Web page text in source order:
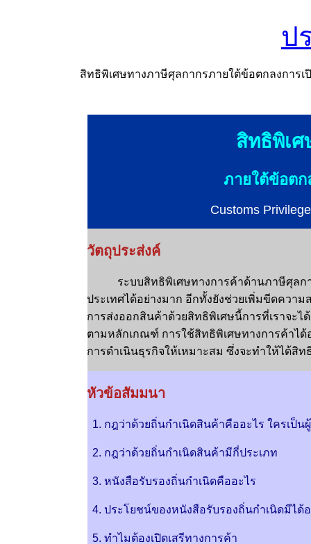
สิทธิพิเศษทางภาษีศุลกากรภายใต้ข้อตกลงการเ
สิทธิพิเ
ภายใต้ข้อตก
Customs
วัตถุประส่งค์
ระบบสิทธิพิเศษทางการค้าด้านภาษีศุลก
ประเทศได้อย่างมาก อีกทั้งยังช่วยเพิ่มขีดควา
การส่งออกสินค้าด้วยสิทธิพิเศษนี้การที่เราจะไ
ตามหลักเกณฑ์ การใช้สิทธิพิเศษทางการค้าได้
การดำเนินธุรกิจให้เหมาะสม ซึ่งจะทำให้ได้สิท
หัวข้อสัมมนา
1. กฎว่าด้วยถิ่นกำเนิดสินค้าคืออะไร ใครเป็
2. กฎว่าด้วยถิ่นกำเนิดสินค้ามีกี่ประเภท
3. หนังสือรับรองถิ่นกำเนิดคืออะไร
4. ประโยชน์ของหนังสือรับรองถิ่นกำเนิดมีได้อ
5. ทำไมต้องเปิดเสรีทางการค้า